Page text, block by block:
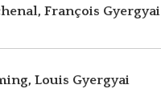
François Gyergyai
Louis Gyergyai